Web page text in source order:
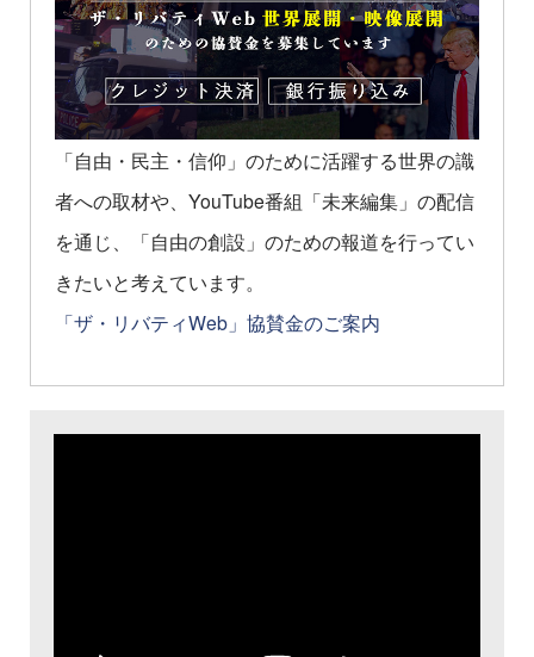
「自由・民主・信仰」のために活躍する世界の識
者への取材や、YouTube番組「未来編集」の配信
を通じ、「自由の創設」のための報道を行ってい
きたいと考えています。
「ザ・リバティWeb」協賛金のご案内